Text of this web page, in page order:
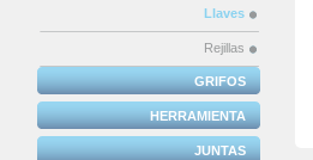
Llaves
Rejillas
GRIFOS
HERRAMIENTA
JUNTAS